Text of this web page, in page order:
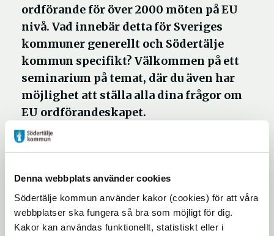
Denna webbplats använder cookies
Södertälje kommun använder kakor (cookies) för att våra
webbplatser ska fungera så bra som möjligt för dig.
Kakor kan användas funktionellt, statistiskt eller i
ordförande för över 2000 möten på EU
nivå. Vad innebär detta för Sveriges
kommuner generellt och Södertälje
kommun specifikt? Välkommen på ett
seminarium på temat, där du även har
möjlighet att ställa alla dina frågor om
EU ordförandeskapet.
Under seminariet kommer utmaningar och
diskuteras. Vilka är regeringens kommande
prioriteringarna och vad innebär dem? Hur
påverkar ordförandeskapet Södertälje